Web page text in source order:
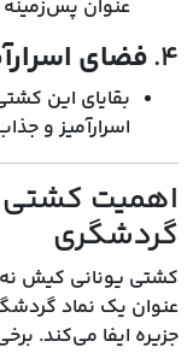
عنوان
۴. فضای
بقایای این
اسرارآمیز و
اهمیت کشتی
گردشگری
کشتی یونانی کیش نه
عنوان یک نماد
جزیره ایفا می‌کند.